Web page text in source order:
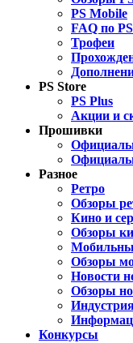
PS Mobile
FAQ по
Трофеи
PS Store
PS Plus
Акции и
Прошивки
Разное
Ретро
Обзоры
Кино и
Обзоры
Обзоры
Новости
Обзоры
Конкурсы